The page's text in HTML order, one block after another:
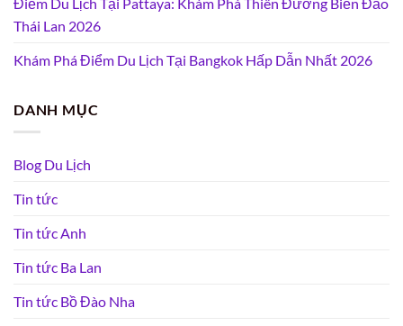
Điểm Du Lịch Tại Pattaya: Khám Phá Thiên Đường Biển Đảo
Thái Lan 2026
Khám Phá Điểm Du Lịch Tại Bangkok Hấp Dẫn Nhất 2026
DANH MỤC
Blog Du Lịch
Tin tức
Tin tức Anh
Tin tức Ba Lan
Tin tức Bồ Đào Nha